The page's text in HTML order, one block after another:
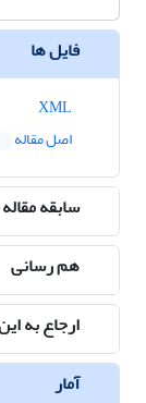
فایل ها
اصل مقاله
سابقه مقاله
هم رسانی
ارجاع به
آمار